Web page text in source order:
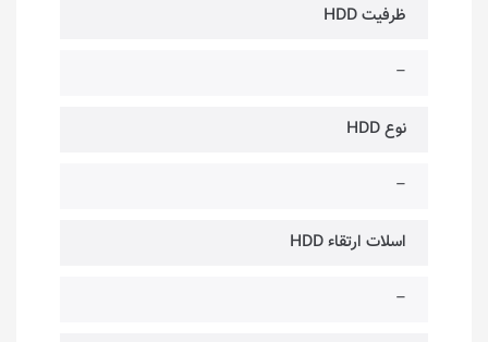
ظرفیت HDD
–
نوع HDD
–
اسلات ارتقاء HDD
–